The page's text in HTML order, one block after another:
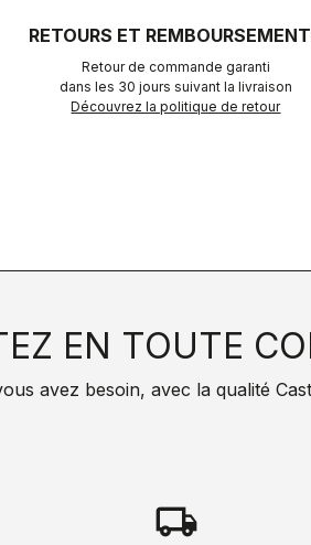
RETOURS ET
Retour de commande garanti
dans les 30 jours suivant la livraison
Découvrez la politique de retour
EN TOUTE
avez besoin, avec la qualité
local_shipping